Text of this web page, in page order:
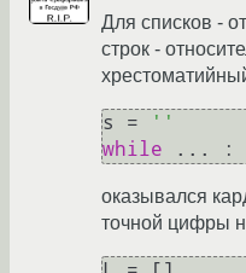
Для списков -
строк -
s =
''
while
оказывался
точной цифры